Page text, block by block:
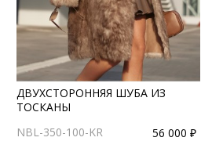
ДВУХСТОРОННЯЯ ШУБА ИЗ
ТОСКАНЫ
NBL-350-100-KR
56 000 ₽